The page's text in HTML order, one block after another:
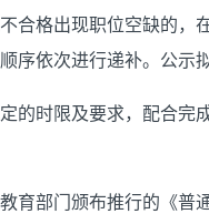
合格出现职位空缺的，
序依次进行递补。公示
的时限及要求，配合完
育部门颁布推行的《普